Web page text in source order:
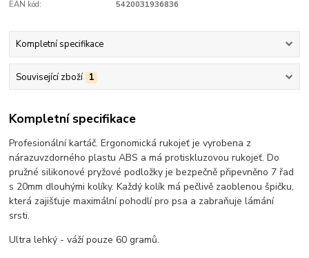
EAN kód:
5420031936836
Kompletní specifikace
Související zboží 1
Kompletní specifikace
Profesionální kartáč. Ergonomická rukojeť je vyrobena z
nárazuvzdorného plastu ABS a má protiskluzovou rukojeť. Do
pružné silikonové pryžové podložky je bezpečně připevněno 7 řad
s 20mm dlouhými kolíky. Každý kolík má pečlivě zaoblenou špičku,
která zajišťuje maximální pohodlí pro psa a zabraňuje lámání
srsti.
Ultra lehký - váží pouze 60 gramů.